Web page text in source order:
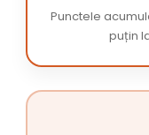
Punctele
puțin